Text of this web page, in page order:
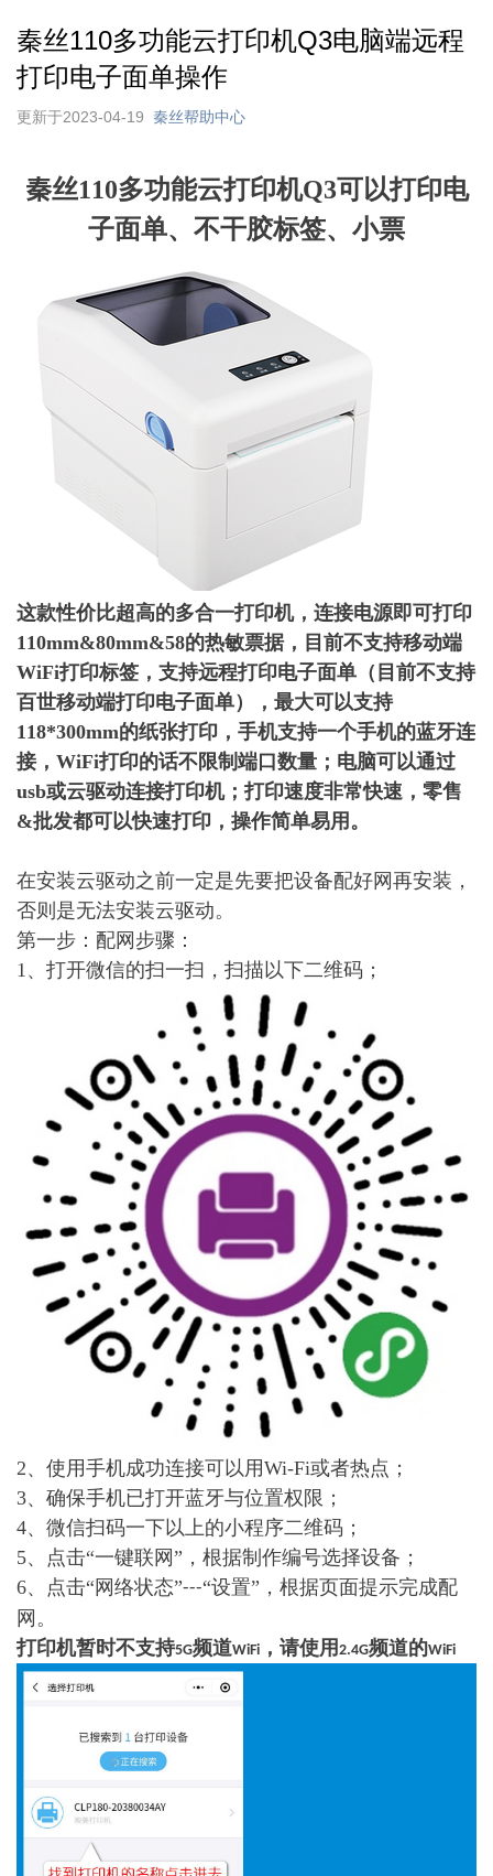
秦丝110多功能云打印机Q3电脑端远程
打印电子面单操作
更新于2023-04-19 秦丝帮助中心
秦丝110多功能云打印机Q3可以打印电
子面单、不干胶标签、小票
这款性价比超高的多合一打印机，连接电源即可打印
110mm&80mm&58的热敏票据，目前不支持移动端
WiFi打印标签，支持远程打印电子面单（目前不支持
百世移动端打印电子面单），最大可以支持
118*300mm的纸张打印，手机支持一个手机的蓝牙连
接，WiFi打印的话不限制端口数量； 电脑可以通过
usb或云驱动连接打印机；打印速度非常快速，零售
&批发都可以快速打印，操作简单易用。
在安装云驱动之前一定是先要把设备配好网再安装，
否则是无法安装云驱动。
第一步：配网步骤：
1、打开微信的扫一扫，扫描以下二维码；
2、使用手机成功连接可以用Wi-Fi或者热点；
3、确保手机已打开蓝牙与位置权限；
4、微信扫码一下以上的小程序二维码；
5、点击“一键联网”，根据制作编号选择设备；
6、点击“网络状态”---“设置”，根据页面提示完成配
网。
打印机暂时不支持5G频道WiFi ，请使用 2.4G频道的WiFi